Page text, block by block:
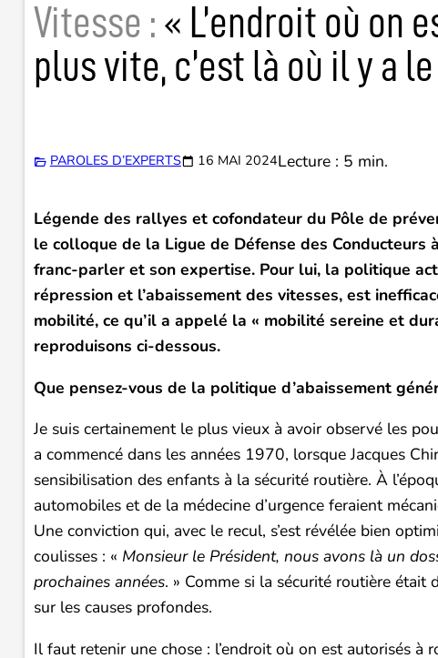
Vitesse : « L’endroit où on
plus vite, c’est là où il y a
PAROLES D’EXPERTS 16 MAI 2024Lecture : 5 min.
Légende des rallyes et cofondateur du Pôle de
le colloque de la Ligue de Défense des Conducteurs
franc-parler et son expertise. Pour lui, la politique
répression et l’abaissement des vitesses, est
mobilité, ce qu’il a appelé la « mobilité sereine et
reproduisons ci-dessous.
Que pensez-vous de la politique d’abaissement
Je suis certainement le plus vieux à avoir observé les
a commencé dans les années 1970, lorsque Jacques
sensibilisation des enfants à la sécurité routière. À
automobiles et de la médecine d’urgence feraient
Une conviction qui, avec le recul, s’est révélée bien
coulisses : « Monsieur le Président, nous avons là un
prochaines années. » Comme si la sécurité routière était
sur les causes profondes.
Il faut retenir une chose : l’endroit où on est autorisés